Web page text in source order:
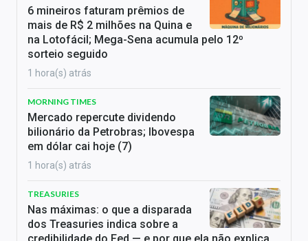
6 mineiros faturam prêmios de
mais de R$ 2 milhões na Quina e
na Lotofácil; Mega-Sena acumula pelo 12º
sorteio seguido
1 hora(s) atrás
MORNING TIMES
Mercado repercute dividendo
bilionário da Petrobras; Ibovespa
em dólar cai hoje (7)
1 hora(s) atrás
TREASURIES
Nas máximas: o que a disparada
dos Treasuries indica sobre a